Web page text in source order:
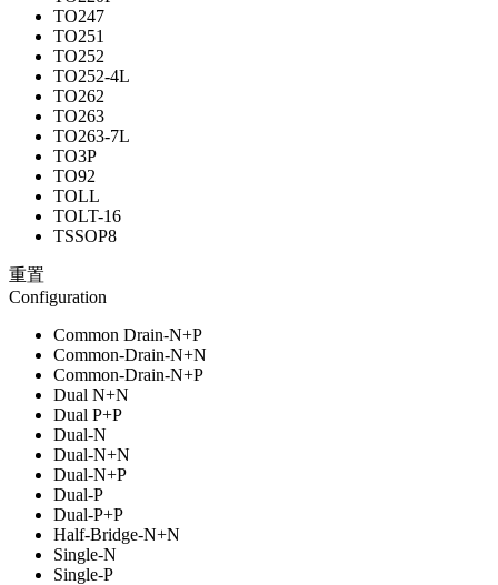
TO247
TO251
TO252
TO252-4L
TO262
TO263
TO263-7L
TO3P
TO92
TOLL
TOLT-16
TSSOP8
重置
Configuration
Common Drain-N+P
Common-Drain-N+N
Common-Drain-N+P
Dual N+N
Dual P+P
Dual-N
Dual-N+N
Dual-N+P
Dual-P
Dual-P+P
Half-Bridge-N+N
Single-N
Single-P